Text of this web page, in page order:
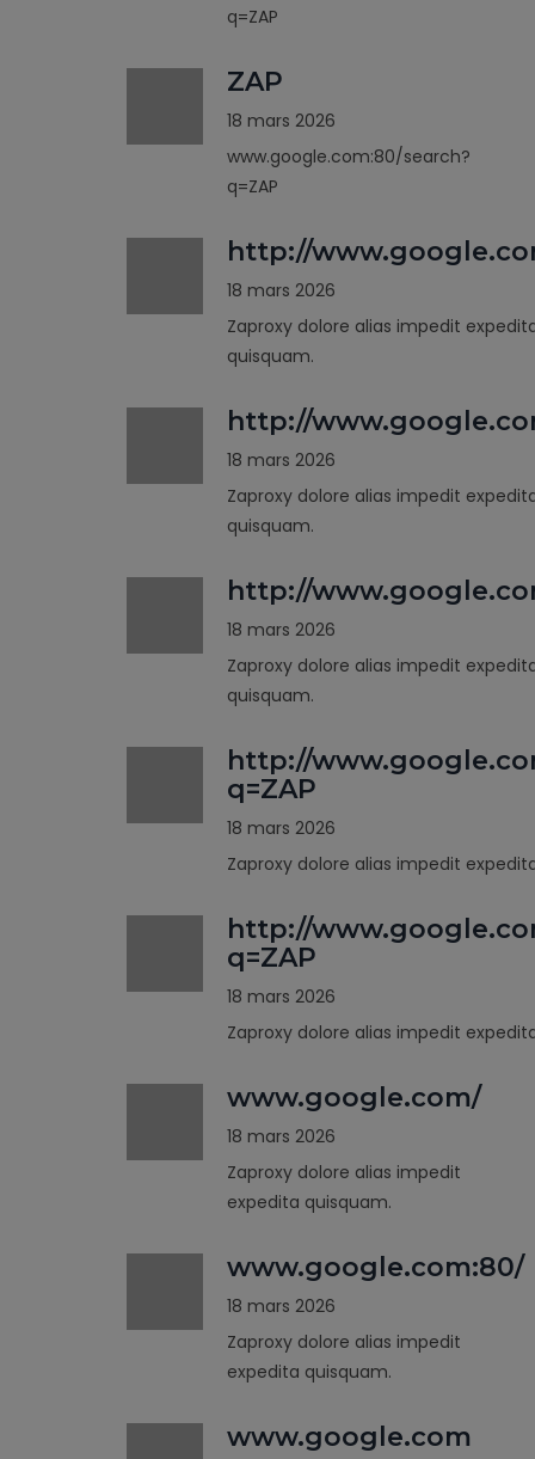
q=ZAP
ZAP
18 mars 2026
www.google.com:80/search?
q=ZAP
http://
18 mars 2026
Zaproxy dolore alias impedit
quisquam.
http://
18 mars 2026
Zaproxy dolore alias impedit
quisquam.
http://
18 mars 2026
Zaproxy dolore alias impedit
quisquam.
http://
q=ZAP
18 mars 2026
Zaproxy dolore alias impedit
http://
q=ZAP
18 mars 2026
Zaproxy dolore alias impedit
www.google.com/
18 mars 2026
Zaproxy dolore alias impedit
expedita quisquam.
www.google.com:80/
18 mars 2026
Zaproxy dolore alias impedit
expedita quisquam.
www.google.com